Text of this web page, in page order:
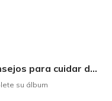
Los ReciAmigos le brindan consejos para cuidar del medio ambiente de forma divertida.
su álbum